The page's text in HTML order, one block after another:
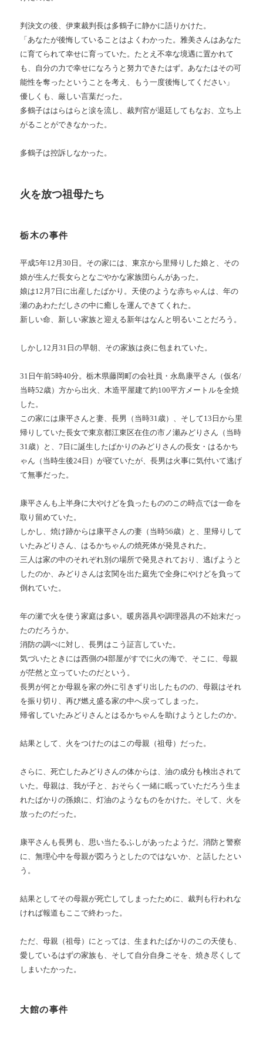
判決文の後、伊東裁判長は多鶴子に静かに語りかけた。
「あなたが後悔していることはよくわかった。雅美さんはあなた
に育てられて幸せに育っていた。たとえ不幸な境遇に置かれて
も、自分の力で幸せになろうと努力できたはず。あなたはその可
能性を奪ったということを考え、もう一度後悔してください」
優しくも、厳しい言葉だった。
多鶴子ははらはらと涙を流し、裁判官が退廷してもなお、立ち上
がることができなかった。
多鶴子は控訴しなかった。
火を放つ祖母たち
栃木の事件
平成5年12月30日。その家には、東京から里帰りした娘と、その
娘が生んだ長女らとなごやかな家族団らんがあった。
娘は12月7日に出産したばかり。天使のような赤ちゃんは、年の
瀬のあわただしさの中に癒しを運んできてくれた。
新しい命、新しい家族と迎える新年はなんと明るいことだろう。
しかし12月31日の早朝、その家族は炎に包まれていた。
31日午前5時40分。栃木県藤岡町の会社員・永島康平さん（仮名/
当時52歳）方から出火、木造平屋建て約100平方メートルを全焼
した。
この家には康平さんと妻、長男（当時31歳）、そして13日から里
帰りしていた長女で東京都江東区在住の市ノ瀬みどりさん（当時
31歳）と、7日に誕生したばかりのみどりさんの長女・はるかち
ゃん（当時生後24日）が寝ていたが、長男は火事に気付いて逃げ
て無事だった。
康平さんも上半身に大やけどを負ったもののこの時点では一命を
取り留めていた。
しかし、焼け跡からは康平さんの妻（当時56歳）と、里帰りして
いたみどりさん、はるかちゃんの焼死体が発見された。
三人は家の中のそれぞれ別の場所で発見されており、逃げようと
したのか、みどりさんは玄関を出た庭先で全身にやけどを負って
倒れていた。
年の瀬で火を使う家庭は多い。暖房器具や調理器具の不始末だっ
たのだろうか。
消防の調べに対し、長男はこう証言していた。
気づいたときには西側の4部屋がすでに火の海で、そこに、母親
が茫然と立っていたのだという。
長男が何とか母親を家の外に引きずり出したものの、母親はそれ
を振り切り、再び燃え盛る家の中へ戻ってしまった。
帰省していたみどりさんとはるかちゃんを助けようとしたのか。
結果として、火をつけたのはこの母親（祖母）だった。
さらに、死亡したみどりさんの体からは、油の成分も検出されて
いた。母親は、我が子と、おそらく一緒に眠っていただろう生ま
れたばかりの孫娘に、灯油のようなものをかけた。そして、火を
放ったのだった。
康平さんも長男も、思い当たるふしがあったようだ。消防と警察
に、無理心中を母親が図ろうとしたのではないか、と話したとい
う。
結果としてその母親が死亡してしまったために、裁判も行われな
ければ報道もここで終わった。
ただ、母親（祖母）にとっては、生まれたばかりのこの天使も、
愛しているはずの家族も、そして自分自身こそを、焼き尽くして
しまいたかった。
大館の事件